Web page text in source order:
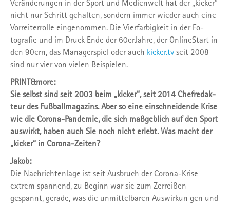
Veränderungen in der Sport­ und Medienwelt hat der „kicker“
nicht nur Schritt gehalten, sondern immer wieder auch eine
Vor­reiterrolle eingenommen. Die Vierfarbigkeit in der Fo­
tografie und im Druck Ende der 60er­Jahre, der Online­Start in
den 90ern, das Mana­gerspiel oder auch kicker.tv seit 2008
sind nur vier von vielen Beispielen.
PRINT&more:
Sie selbst sind seit 2003 beim „kicker“, seit 2014 Chefredak­
teur des Fußballmagazins. Aber so eine einschneidende Krise
wie die Corona-­Pande­mie, die sich maßgeblich auf den Sport
auswirkt, haben auch Sie noch nicht erlebt. Was macht der
„kicker“ in Corona­-Zeiten?
Jakob:
Die Nachrichtenlage ist seit Ausbruch der Corona-­Krise
extrem spannend, zu Beginn war sie zum Zer­reißen
gespannt, gerade, was die unmittelba­ren Auswirkun gen und